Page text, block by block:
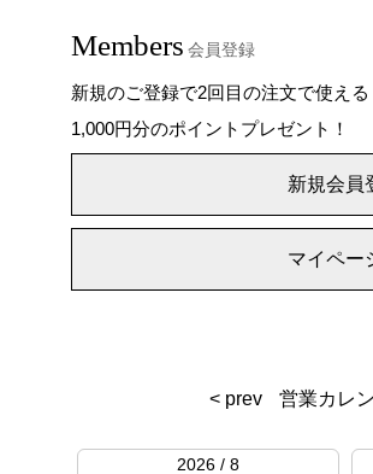
Members 会員登録
新規のご登録で2回目の注文で使える
1,000円分のポイントプレゼント！
新規会員
マイペー
< prev 営業カレ
2026 / 8